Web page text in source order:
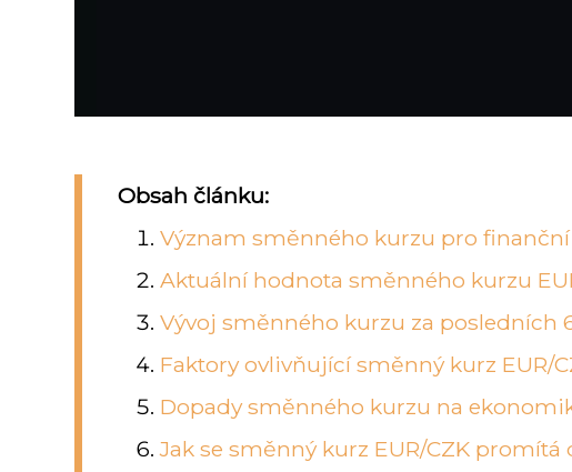
Obsah článku:
Význam směnného kurzu pro
Aktuální hodnota směnného kurzu
Vývoj směnného kurzu za posledních
Faktory ovlivňující směnný kurz EUR/
Dopady směnného kurzu na
Jak se směnný kurz EUR/CZK